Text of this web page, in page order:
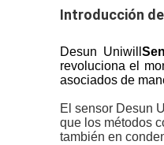
Introducción
Desun Uniwill
revoluciona el
asociados de
El sensor Desun
que los métodos
también en